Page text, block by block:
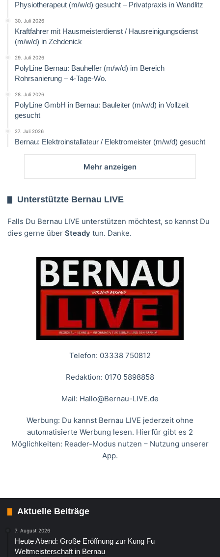
Physiotherapeut (m/w/d) gesucht – Privatpraxis in Wandlitz
30. Juli 2026
Kraftfahrer mit Hausmeisterdienst / Hausreinigungsdienst
(m/w/d) in Zehdenick
29. Juli 2026
PolyLine Bernau: Bauhelfer (m/w/d) im Bereich
Rohrsanierung – 4-Tage-Wo.
28. Juli 2026
PolyLine GmbH in Bernau: Bauleiter (m/w/d) in Vollzeit
gesucht
27. Juli 2026
Bernau: Elektroinstallateur / Elektromeister (m/w/d) gesucht
Mehr anzeigen
Unterstützte Bernau LIVE
Falls Du Bernau LIVE unterstützen möchtest, so kannst Du
dies gerne über Steady tun. Danke.
Telefon: 03338 750812
Redaktion: 0170 5898858
Mail: Hallo@Bernau-LIVE.de
Werbung: Du kannst Bernau LIVE jederzeit ohne
automatisierte Werbung lesen. Hierfür gibt es 2
Möglichkeiten: Reader-Modus nutzen – Nutzung unserer
App.
Aktuelle Beiträge
7. August 2026
Heute Abend: Große Eröffnung zur Kung Fu
Weltmeisterschaft in Bernau